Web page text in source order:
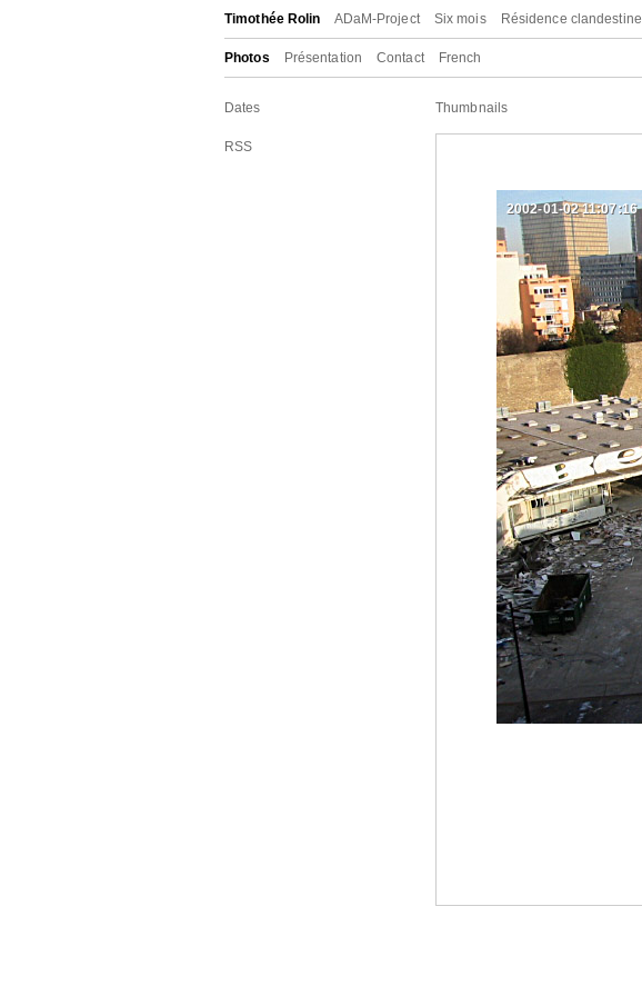
Timothée Rolin ADaM-Project Six mois Résidence clandestine
Photos Présentation Contact French
Dates
RSS
Thumbnails
2002-01-02 11:07:16